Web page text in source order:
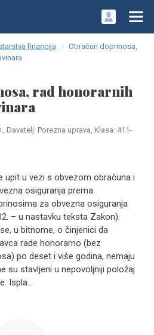
financija
Obračun doprinosa,
rad honorarnih
Davatelj: Porezna uprava, Klasa: 411-
upit u vezi s obvezom obračuna i
osiguranja prema
za obvezna osiguranja
– u nastavku teksta Zakon).
u bitnome, o činjenici da
rade honorarno (bez
po deset i više godina, nemaju
su stavljeni u nepovoljniji položaj
Ispla..